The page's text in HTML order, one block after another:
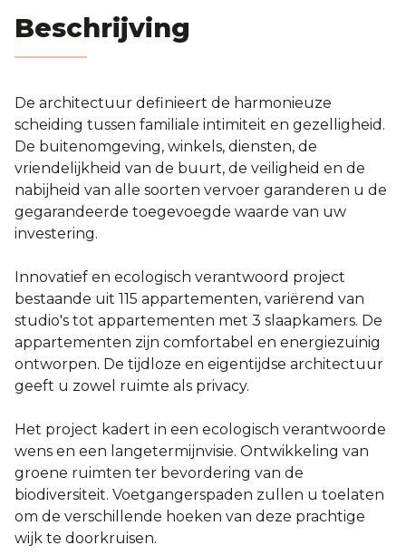
Blog
Evaluatie
Beschrijving
De architectuur definieert de harmonieuze
scheiding tussen familiale intimiteit en gezelligheid.
De buitenomgeving, winkels, diensten, de
vriendelijkheid van de buurt, de veiligheid en de
nabijheid van alle soorten vervoer garanderen u de
gegarandeerde toegevoegde waarde van uw
investering.
Innovatief en ecologisch verantwoord project
bestaande uit 115 appartementen, variërend van
studio's tot appartementen met 3 slaapkamers. De
appartementen zijn comfortabel en energiezuinig
ontworpen. De tijdloze en eigentijdse architectuur
geeft u zowel ruimte als privacy.
Het project kadert in een ecologisch verantwoorde
wens en een langetermijnvisie. Ontwikkeling van
groene ruimten ter bevordering van de
biodiversiteit. Voetgangerspaden zullen u toelaten
om de verschillende hoeken van deze prachtige
wijk te doorkruisen.